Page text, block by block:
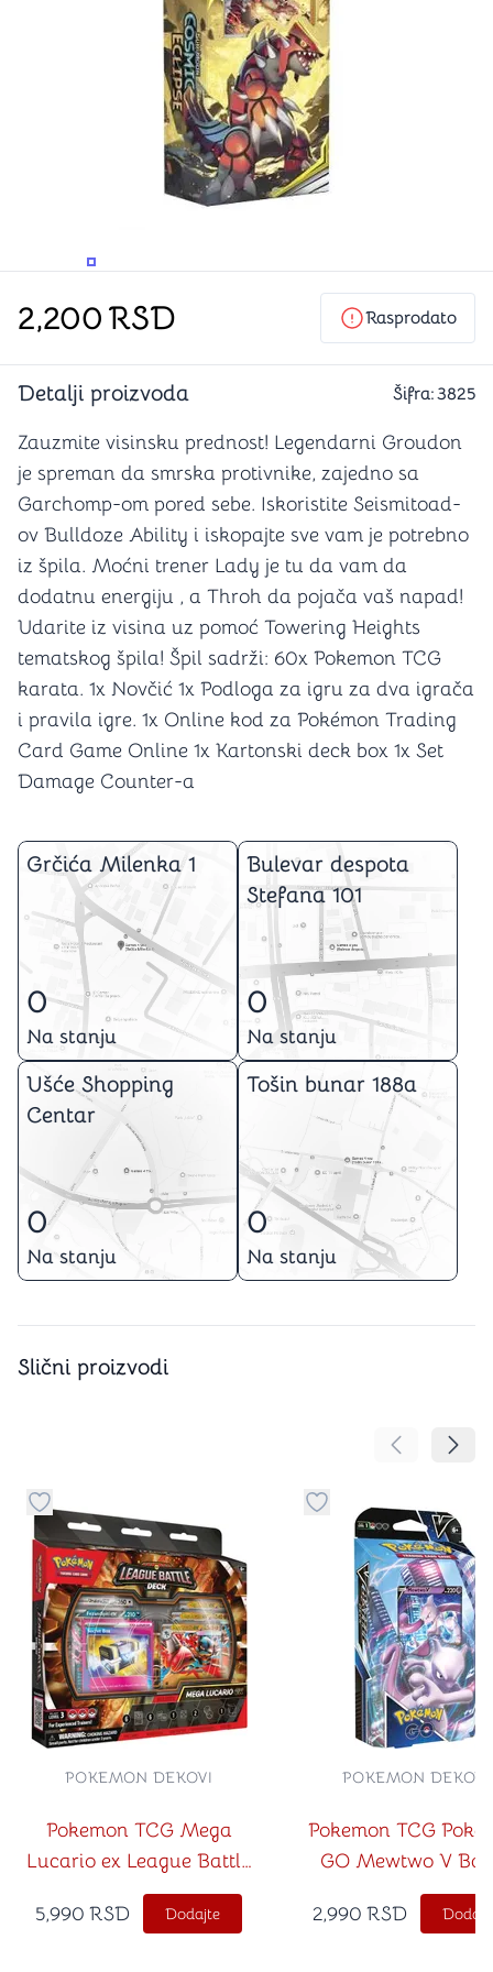
PROMENITE UGAO GLEDANJAPROMENITE UGAO GLEDANJA
2,200RSD Rasprodato
Detalji proizvoda Šifra:3825
Zauzmite visinsku prednost! Legendarni Groudon
je spreman da smrska protivnike, zajedno sa
Garchomp-om pored sebe. Iskoristite Seismitoad-
ov Bulldoze Ability i iskopajte sve vam je potrebno
iz špila. Moćni trener Lady je tu da vam da
dodatnu energiju , a Throh da pojača vaš napad!
Udarite iz visina uz pomoć Towering Heights
tematskog špila! Špil sadrži: 60x Pokemon TCG
karata. 1x Novčić 1x Podloga za igru za dva igrača
i pravila igre. 1x Online kod za Pokémon Trading
Card Game Online 1x Kartonski deck box 1x Set
Damage Counter-a
Grčića Milenka 1
0
Na stanju
Bulevar despota
Stefana 101
0
Na stanju
Ušće Shopping
Centar
0
Na stanju
Tošin bunar 188a
0
Na stanju
Slični proizvodi
Pomeranje
Dugme za dodavanje stvari u kategoriju omiljeno
Pokemon TCG Mega
Lucario ex League Battle
Deck
POKEMON DEKOVI
5,990 RSD Dodajte
Dugme za dodavanje
Pokemon TCG
GO Mewtwo V
Deck
POKEMON DEKOVI
2,990 RSD